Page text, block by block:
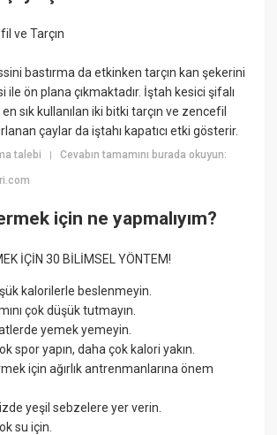
ve Tarçın
bastırma da etkinken tarçın kan şekerini
ile ön plana çıkmaktadır. İştah kesici şifalı
sık kullanılan iki bitki tarçın ve zencefil
çaylar da iştahı kapatıcı etki gösterir.
talebi |Cevabın tamamını burada okuyun:
için ne yapmalıyım?
İÇİN 30 BİLİMSEL YÖNTEM!
kalorilerle beslenmeyin.
çok düşük tutmayın.
yemek yemeyin.
spor yapın, daha çok kalori yakın.
için ağırlık antrenmanlarına önem
yeşil sebzelere yer verin.
su için.